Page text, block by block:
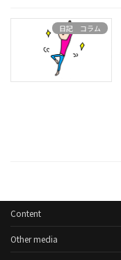
日記 コラム
Content
Other media